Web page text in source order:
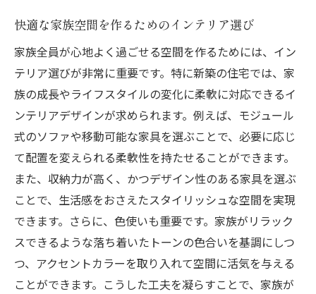
快適な家族空間を作るためのインテリア選び
家族全員が心地よく過ごせる空間を作るためには、イン
テリア選びが非常に重要です。特に新築の住宅では、家
族の成長やライフスタイルの変化に柔軟に対応できるイ
ンテリアデザインが求められます。例えば、モジュール
式のソファや移動可能な家具を選ぶことで、必要に応じ
て配置を変えられる柔軟性を持たせることができます。
また、収納力が高く、かつデザイン性のある家具を選ぶ
ことで、生活感をおさえたスタイリッシュな空間を実現
できます。さらに、色使いも重要です。家族がリラック
スできるような落ち着いたトーンの色合いを基調にしつ
つ、アクセントカラーを取り入れて空間に活気を与える
ことができます。こうした工夫を凝らすことで、家族が